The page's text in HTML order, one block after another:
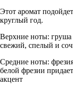
Этот аромат
круглый год.
Верхние ноты: груша
свежий, спелый и
Средние ноты:
белой фрезии
акцент